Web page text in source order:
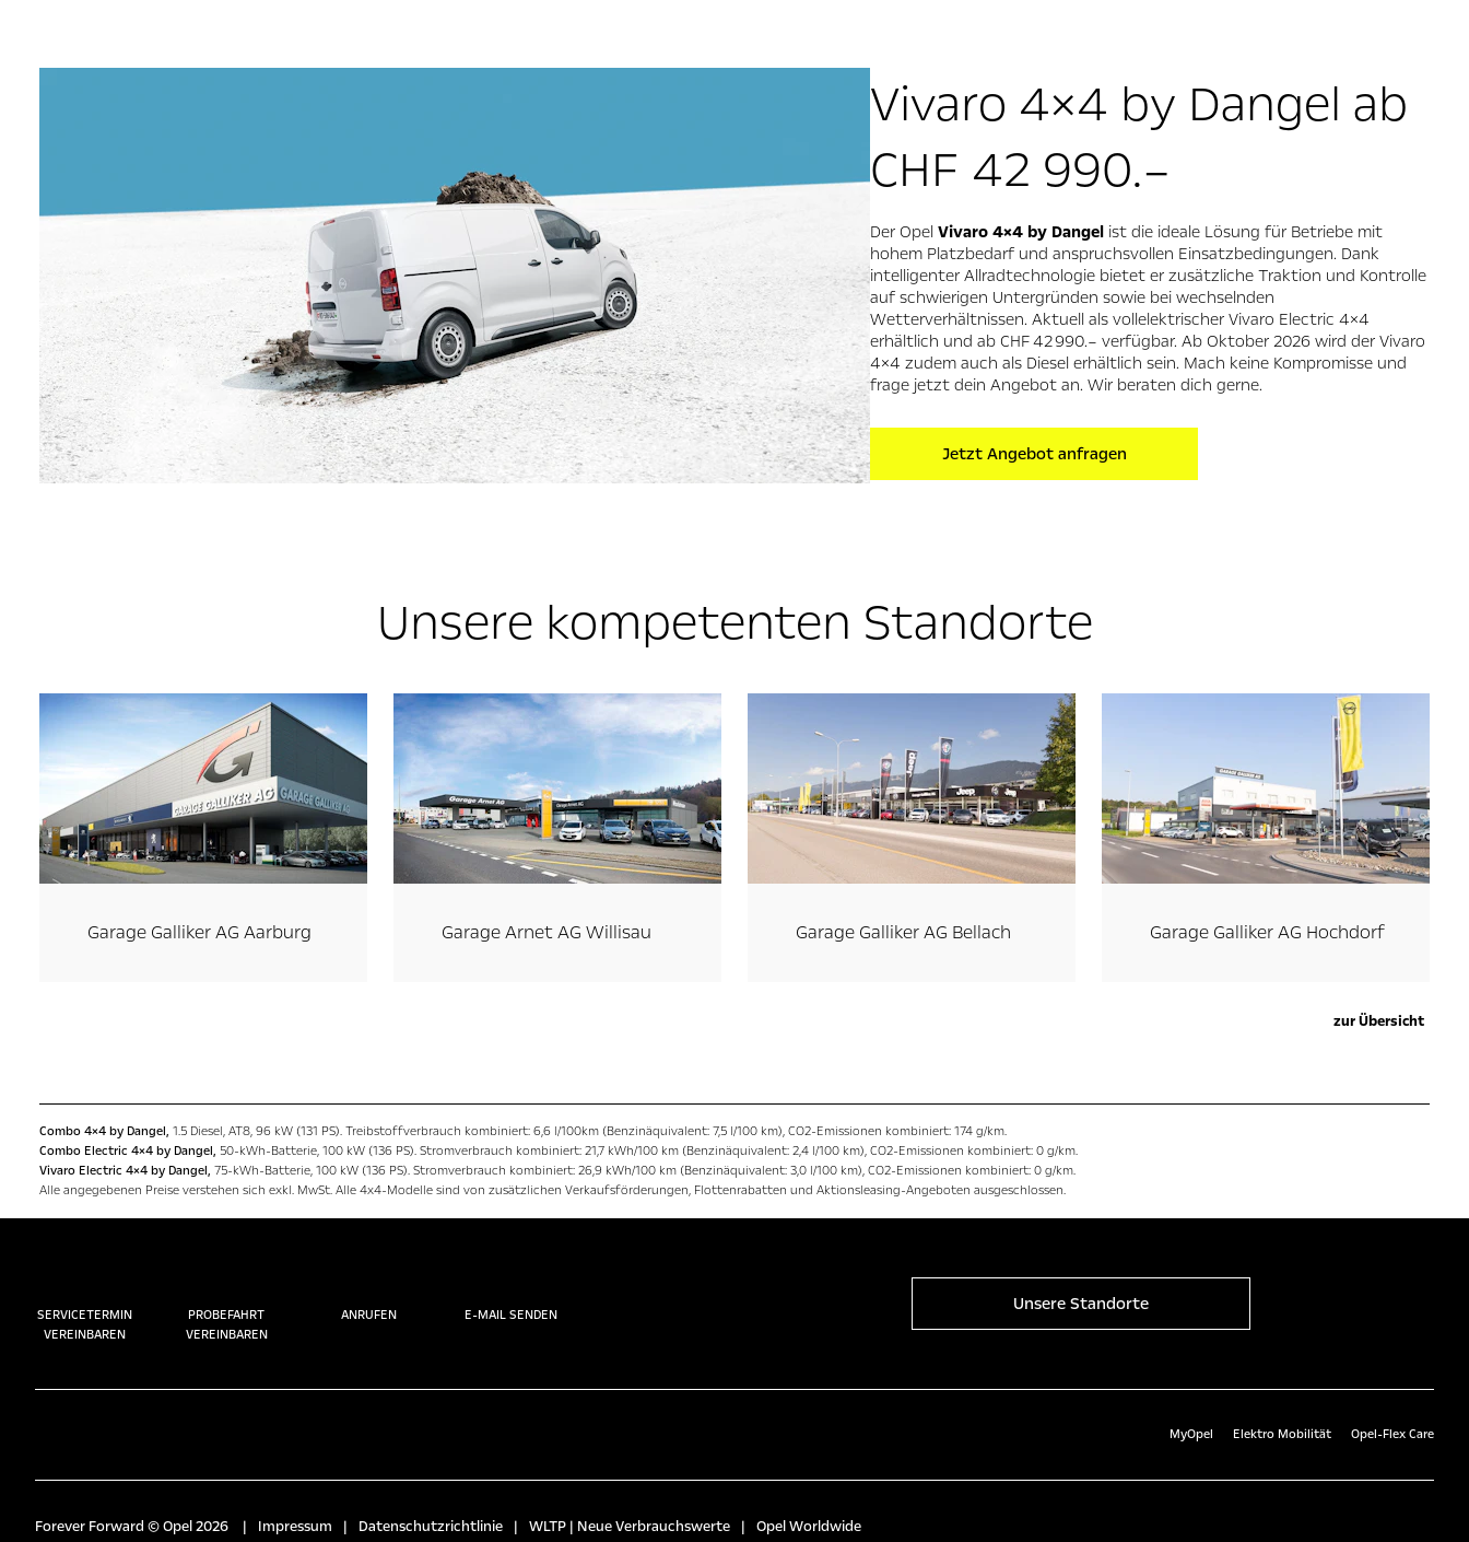
Vivaro 4×4 by Dangel ab
CHF 42 990.–
Der Opel Vivaro 4×4 by Dangel ist die ideale Lösung für Betriebe mit
hohem Platzbedarf und anspruchsvollen Einsatzbedingungen. Dank
intelligenter Allradtechnologie bietet er zusätzliche Traktion und Kontrolle
auf schwierigen Untergründen sowie bei wechselnden
Wetterverhältnissen. Aktuell als vollelektrischer Vivaro Electric 4×4
erhältlich und ab CHF 42 990.– verfügbar. Ab Oktober 2026 wird der Vivaro
4×4 zudem auch als Diesel erhältlich sein. Mach keine Kompromisse und
frage jetzt dein Angebot an. Wir beraten dich gerne.
Jetzt Angebot anfragen
Unsere kompetenten Standorte
Garage Galliker AG Aarburg Garage Arnet AG Willisau Garage Galliker AG Bellach Garage Galliker AG Hochdorf
zur Übersicht
Combo 4×4 by Dangel, 1.5 Diesel, AT8, 96 kW (131 PS). Treibstoffverbrauch kombiniert: 6,6 l/100km (Benzinäquivalent: 7,5 l/100 km), CO2-Emissionen kombiniert: 174 g/km.
Combo Electric 4×4 by Dangel, 50-kWh-Batterie, 100 kW (136 PS). Stromverbrauch kombiniert: 21,7 kWh/100 km (Benzinäquivalent: 2,4 l/100 km), CO2-Emissionen kombiniert: 0 g/km.
Vivaro Electric 4×4 by Dangel, 75-kWh-Batterie, 100 kW (136 PS). Stromverbrauch kombiniert: 26,9 kWh/100 km (Benzinäquivalent: 3,0 l/100 km), CO2-Emissionen kombiniert: 0 g/km.
Alle angegebenen Preise verstehen sich exkl. MwSt. Alle 4x4-Modelle sind von zusätzlichen Verkaufsförderungen, Flottenrabatten und Aktionsleasing-Angeboten ausgeschlossen.
SERVICETERMIN
VEREINBAREN
PROBEFAHRT
VEREINBAREN
ANRUFEN E-MAIL SENDEN
Unsere Standorte
MyOpel Elektro Mobilität Opel-Flex Care
Forever Forward © Opel 2026 | Impressum | Datenschutzrichtlinie | WLTP | Neue Verbrauchswerte | Opel Worldwide